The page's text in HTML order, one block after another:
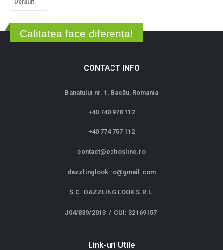
Calitatea face diferența!
CONTACT INFO
Banatului nr. 1, Bacău, Romania
+40 740 978 112
+40 774 757 112
contact@echosline.ro
dazzlinglook.ro@gmail.com
S.C. DAZZLING LOOK S.R.L.
J04/839/2013 / CUI: 32169157
Link-uri Utile